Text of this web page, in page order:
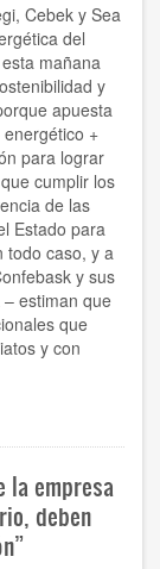
Cebek y Sea
del
mañana
y
apuesta
+
para lograr
cumplir los
de las
Estado para
todo caso, y a
y sus
estiman que
que
y con
la empresa
deben